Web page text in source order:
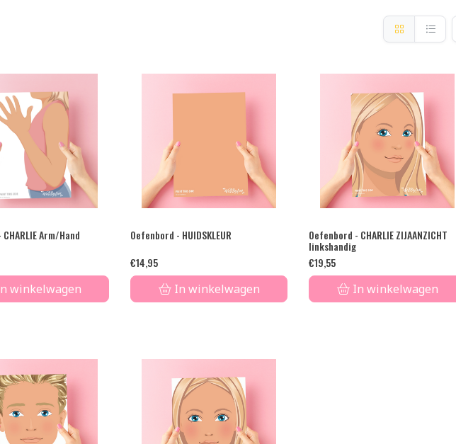
Arm/Hand
winkelwagen
Oefenbord - HUIDSKLEUR
€14,95
In winkelwagen
Oefenbord - CHARLIE ZIJAANZICHT
linkshandig
€19,55
In winkelwagen